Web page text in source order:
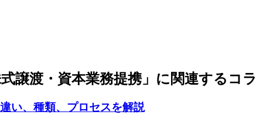
式譲渡・資本業務提携」に関連するコ
い、種類、プロセスを解説